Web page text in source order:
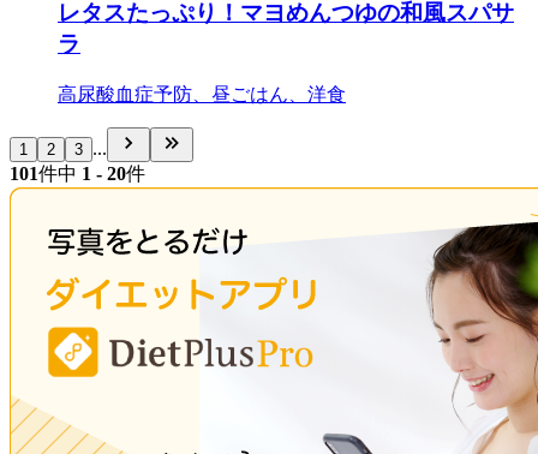
レタスたっぷり！マヨめんつゆの和風スパサ
ラ
高尿酸血症予防、昼ごはん、洋食
1 2 3 ...
101件中 1 - 20件